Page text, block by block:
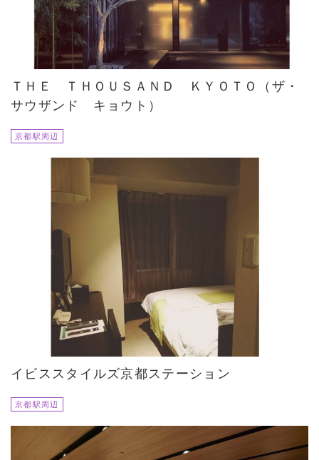
ＴＨＥ ＴＨＯＵＳＡＮＤ ＫＹＯＴＯ（ザ・
サウザンド キョウト）
京都駅周辺
イビススタイルズ京都ステーション
京都駅周辺